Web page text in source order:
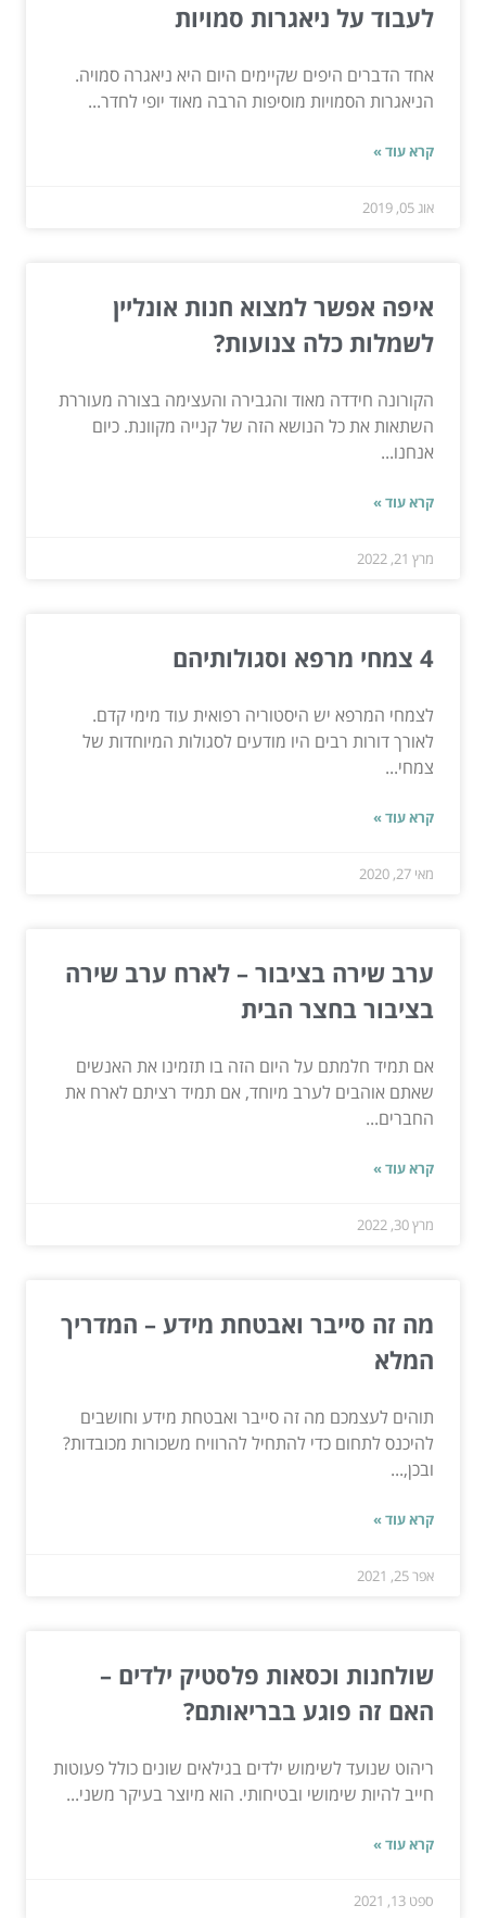
לעבוד על ניאגרות סמויות
אחד הדברים היפים שקיימים היום היא ניאגרה סמויה.
הניאגרות הסמויות מוסיפות הרבה מאוד יופי לחדר...
קרא עוד »
אוג 05, 2019
איפה אפשר למצוא חנות אונליין
לשמלות כלה צנועות?
הקורונה חידדה מאוד והגבירה והעצימה בצורה מעוררת
השתאות את כל הנושא הזה של קנייה מקוונת. כיום
אנחנו...
קרא עוד »
מרץ 21, 2022
4 צמחי מרפא וסגולותיהם
לצמחי המרפא יש היסטוריה רפואית עוד מימי קדם.
לאורך דורות רבים היו מודעים לסגולות המיוחדות של
צמחי...
קרא עוד »
מאי 27, 2020
ערב שירה בציבור – לארח ערב שירה
בציבור בחצר הבית
אם תמיד חלמתם על היום הזה בו תזמינו את האנשים
שאתם אוהבים לערב מיוחד, אם תמיד רציתם לארח את
החברים...
קרא עוד »
מרץ 30, 2022
מה זה סייבר ואבטחת מידע – המדריך
המלא
תוהים לעצמכם מה זה סייבר ואבטחת מידע וחושבים
להיכנס לתחום כדי להתחיל להרוויח משכורות מכובדות?
ובכן,...
קרא עוד »
אפר 25, 2021
שולחנות וכסאות פלסטיק ילדים –
האם זה פוגע בבריאותם?
ריהוט שנועד לשימוש ילדים בגילאים שונים כולל פעוטות
חייב להיות שימושי ובטיחותי. הוא מיוצר בעיקר משני...
קרא עוד »
ספט 13, 2021